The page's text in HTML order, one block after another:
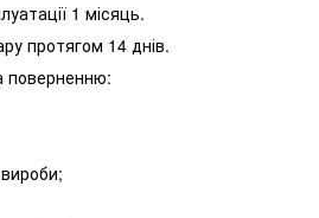
1 місяць.
протягом 14 днів.
поверненню: